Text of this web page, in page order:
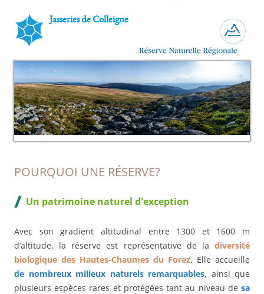
Jasseries de Colleigne
POURQUOI UNE RÉSERVE?
Un patrimoine naturel d'exception
Avec son gradient altitudinal entre 1300 et 1600 m
d’altitude, la réserve est représentative de la diversité
biologique des Hautes-Chaumes du Forez. Elle accueille
de nombreux milieux naturels remarquables, ainsi que
plusieurs espèces rares et protégées tant au niveau de sa